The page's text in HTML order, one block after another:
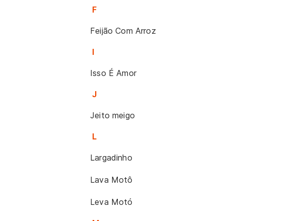
F
Feijão Com Arroz
I
Isso É Amor
J
Jeito meigo
L
Largadinho
Lava Motô
Leva Motó